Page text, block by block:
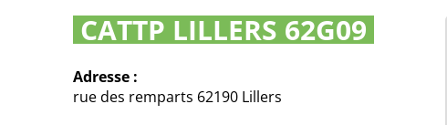
CATTP LILLERS 62G09
Adresse :
rue des remparts 62190 Lillers